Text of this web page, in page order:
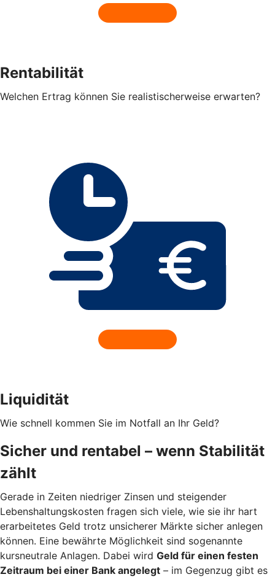
Rentabilität
Welchen Ertrag können Sie realistischerweise erwarten?
Liquidität
Wie schnell kommen Sie im Notfall an Ihr Geld?
Sicher und rentabel – wenn Stabilität
zählt
Gerade in Zeiten niedriger Zinsen und steigender
Lebenshaltungskosten fragen sich viele, wie sie ihr hart
erarbeitetes Geld trotz unsicherer Märkte sicher anlegen
können. Eine bewährte Möglichkeit sind sogenannte
kursneutrale Anlagen. Dabei wird Geld für einen festen
Zeitraum bei einer Bank angelegt – im Gegenzug gibt es